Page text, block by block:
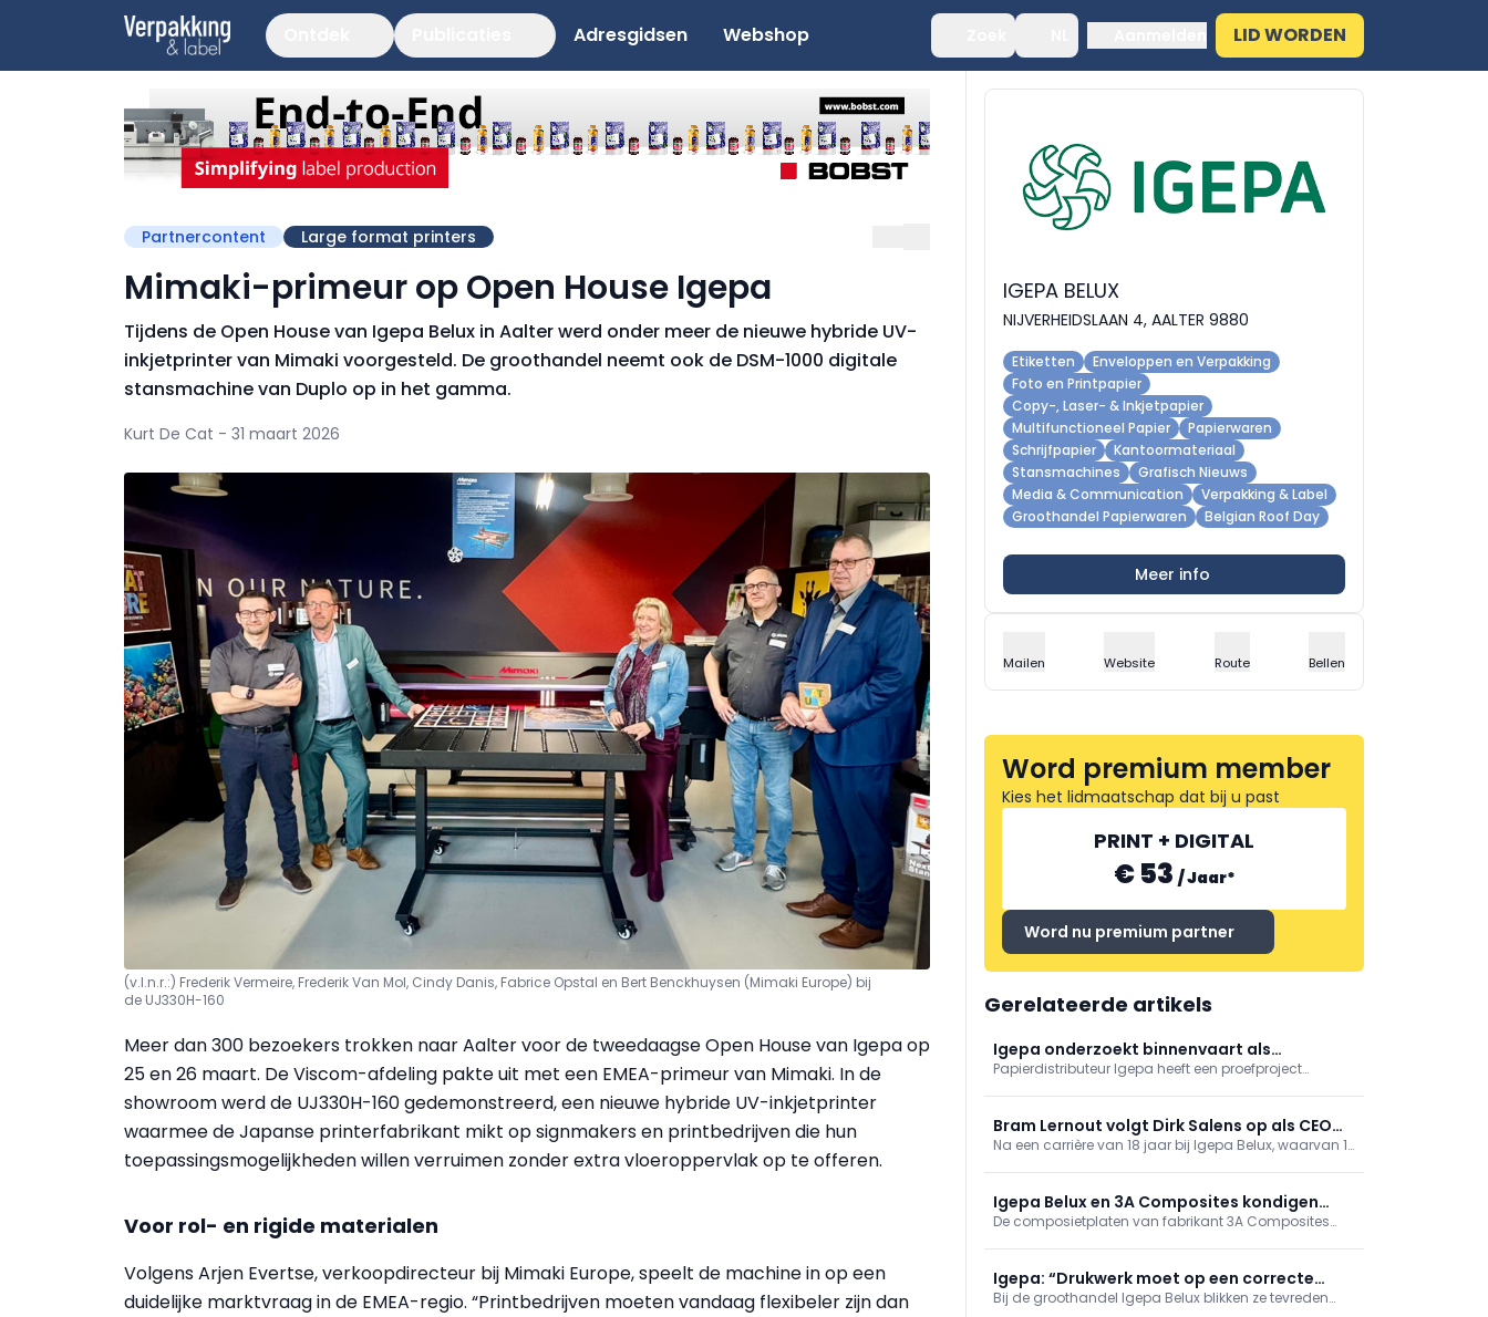
Adresgidsen Webshop LID WORDEN
Partnercontent Large format printers
Mimaki-primeur op Open House Igepa
Tijdens de Open House van Igepa Belux in Aalter werd onder meer de nieuwe hybride UV-
inkjetprinter van Mimaki voorgesteld. De groothandel neemt ook de DSM-1000 digitale
stansmachine van Duplo op in het gamma.
Kurt De Cat - 31 maart 2026
(v.l.n.r.:) Frederik Vermeire, Frederik Van Mol, Cindy Danis, Fabrice Opstal en Bert Benckhuysen (Mimaki Europe) bij
de UJ330H-160
Meer dan 300 bezoekers trokken naar Aalter voor de tweedaagse Open House van Igepa op
25 en 26 maart. De Viscom-afdeling pakte uit met een EMEA-primeur van Mimaki. In de
showroom werd de UJ330H-160 gedemonstreerd, een nieuwe hybride UV-inkjetprinter
waarmee de Japanse printerfabrikant mikt op signmakers en printbedrijven die hun
toepassingsmogelijkheden willen verruimen zonder extra vloeroppervlak op te offeren.
Voor rol- en rigide materialen
Volgens Arjen Evertse, verkoopdirecteur bij Mimaki Europe, speelt de machine in op een
duidelijke marktvraag in de EMEA-regio. “Printbedrijven moeten vandaag flexibeler zijn dan
IGEPA BELUX
NIJVERHEIDSLAAN 4, AALTER 9880
Etiketten
Enveloppen en Verpakking
Foto en Printpapier
Copy-, Laser- & Inkjetpapier
Multifunctioneel Papier
Papierwaren
Schrijfpapier
Kantoormateriaal
Stansmachines
Grafisch Nieuws
Media & Communication
Verpakking & Label
Groothandel Papierwaren
Belgian Roof Day
Meer info
Mailen Website Route Bellen
Word premium member
Kies het lidmaatschap dat bij u past
PRINT + DIGITAL
€ 53 /Jaar*
Word nu premium partner
Gerelateerde artikels
Igepa onderzoekt binnenvaart als
alternatief voor papiertransport
Papierdistributeur Igepa heeft een proefproject
naar Aalter wordt gebracht.
Bram Lernout volgt Dirk Salens op als CEO
Igepa Belux
Na een carrière van 18 jaar bij Igepa Belux, waarvan 12
Igepa Belux en 3A Composites kondigen
strategisch partnership aan
De composietplaten van fabrikant 3A Composites
op het vlak van duurzaamheid met aandacht voor
recycleerbare producten.
Igepa: “Drukwerk moet op een correcte
manier gepositioneerd worden”
Bij de groothandel Igepa Belux blikken ze tevreden